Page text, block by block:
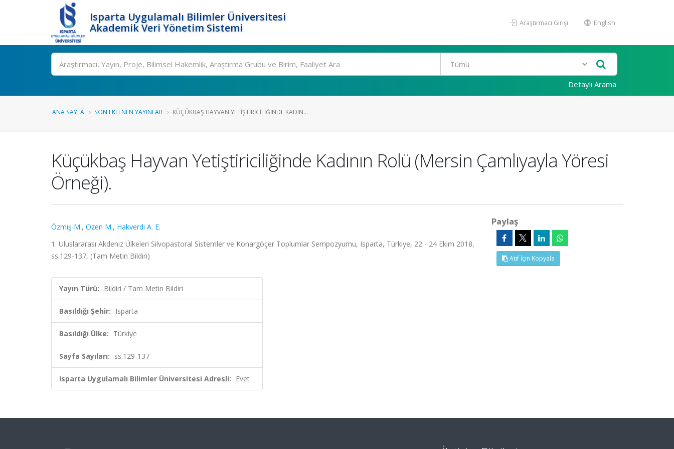
Isparta Uygulamalı Bilimler Üniversitesi
Akademik Veri Yönetim Sistemi
Araştırmacı Girişi English
Ara
Detaylı Arama
ANA SAYFA SON EKLENEN YAYINLAR KÜÇÜKBAŞ HAYVAN YETIŞTIRICILIĞINDE KADIN...
Küçükbaş Hayvan Yetiştiriciliğinde Kadının Rolü (Mersin Çamlıyayla Yöresi
Örneği).
Özmış M., Özen M., Hakverdi A. E.
1. Uluslararası Akdeniz Ülkeleri Silvopastoral Sistemler ve Konargöçer Toplumlar Sempozyumu, Isparta, Türkiye, 22 - 24 Ekim 2018,
ss.129-137, (Tam Metin Bildiri)
Yayın Türü: Bildiri / Tam Metin Bildiri
Basıldığı Şehir: Isparta
Basıldığı Ülke: Türkiye
Sayfa Sayıları: ss.129-137
Isparta Uygulamalı Bilimler Üniversitesi Adresli: Evet
Paylaş
Atıf İçin Kopyala